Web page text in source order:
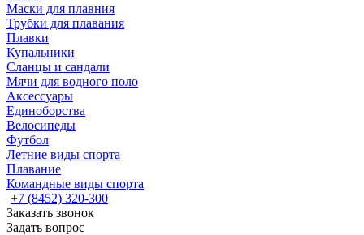
Маски для плавния
Трубки для плавания
Плавки
Купальники
Сланцы и сандали
Мячи для водного поло
Аксессуары
Единоборства
Велосипеды
Футбол
Летние виды спорта
Плавание
Командные виды спорта
+7 (8452) 320-300
Заказать звонок
Задать вопрос